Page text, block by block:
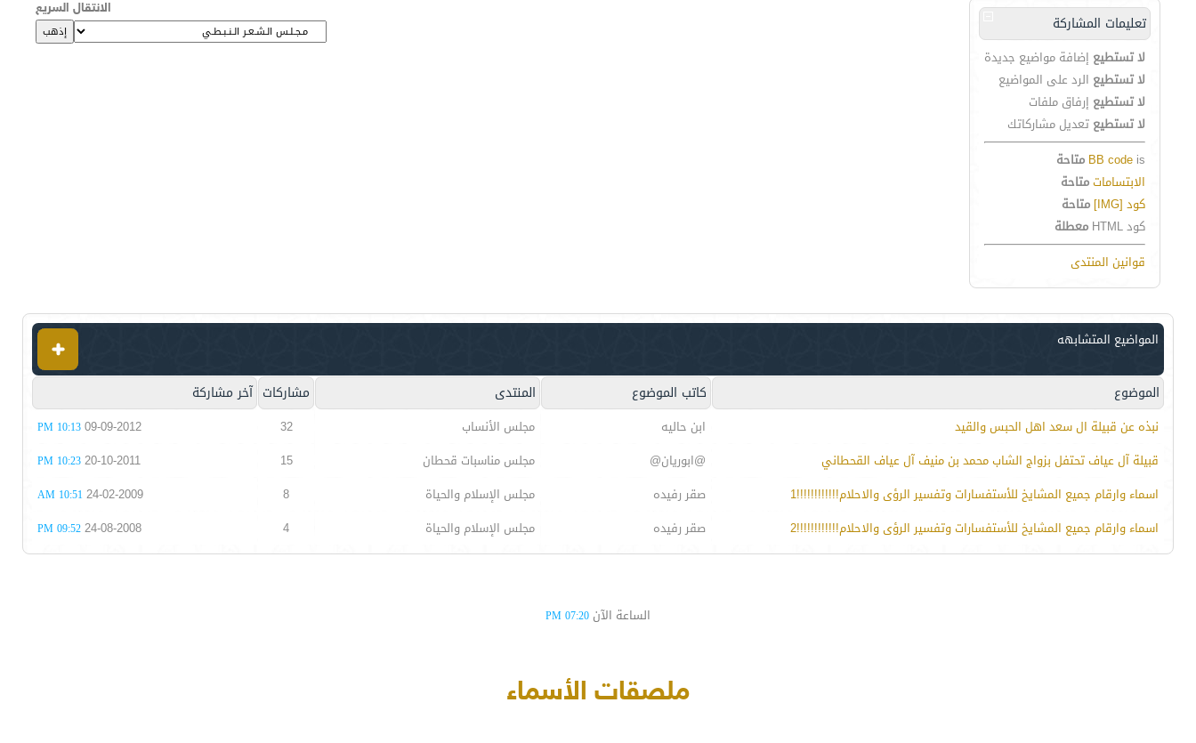
تعليمات المشاركة
لا تستطيع إضافة مواضيع جديدة
لا تستطيع الرد على المواضيع
لا تستطيع إرفاق ملفات
لا تستطيع تعديل مشاركاتك
BB code is
متاحة
الابتساماتمتاحة
كود [IMG]
متاحة
كود HTML
معطلة
قوانين المنتدى
الانتقال السريع
المواضيع المتشابهه
الموضوع كاتب الموضوع المنتدى مشاركات آخر مشاركة
نبذه عن قبيلة ال سعد اهل الحبس والقيد ابن حاليه مجلس الأنساب 32
09-09-2012
10:13 PM
قبيلة آل عياف تحتفل بزواج الشاب محمد بن منيف آل عياف القحطاني @ابوريان@ مجلس مناسبات قحطان 15
20-10-2011
10:23 PM
اسماء وارقام جميع المشايخ للأستفسارات وتفسير الرؤى والاحلام!!!!!!!!!!!!1 صقر رفيده مجلس الإسلام والحياة 8
24-02-2009
10:51 AM
اسماء وارقام جميع المشايخ للأستفسارات وتفسير الرؤى والاحلام!!!!!!!!!!!!2 صقر رفيده مجلس الإسلام والحياة 4
24-08-2008
09:52 PM
الساعة الآن 07:20 PM
ملصقات الأسماء